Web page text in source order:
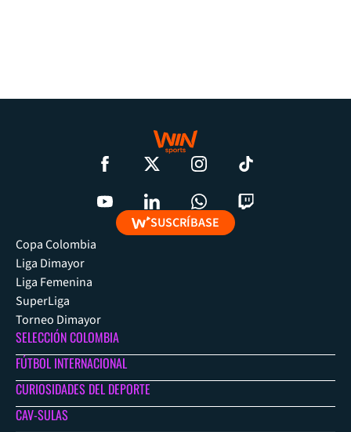
SUSCRÍBASE
Copa Colombia
Liga Dimayor
Liga Femenina
SuperLiga
Torneo Dimayor
SELECCIÓN COLOMBIA
FÚTBOL INTERNACIONAL
CURIOSIDADES DEL DEPORTE
CAV-SULAS